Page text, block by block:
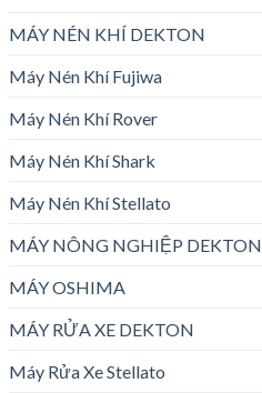
MÁY NÉN KHÍ DEKTON
Máy Nén Khí Fujiwa
Máy Nén Khí Rover
Máy Nén Khí Shark
Máy Nén Khí Stellato
MÁY NÔNG NGHIỆP DEKTON
MÁY OSHIMA
MÁY RỬA XE DEKTON
Máy Rửa Xe Stellato